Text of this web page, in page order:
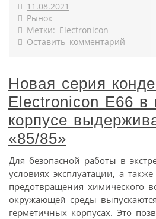
11.08.2021
Рынок
Метки: Electronicon
Оставить комментарий
Новая серия
Electronicon E66 в
корпусе
«85/85»
Для безопасной работы в
условиях эксплуатации, а
предотвращения химического
окружающей среды
герметичных корпусах. Это